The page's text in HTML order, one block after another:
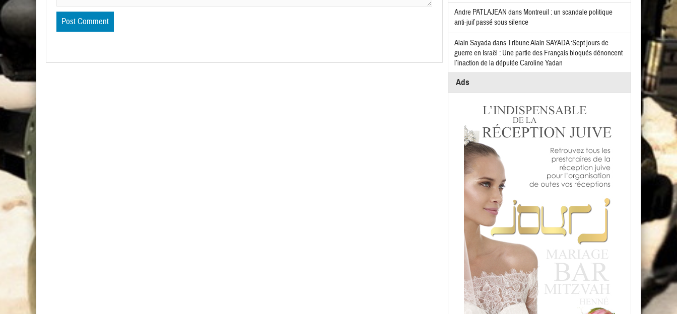
Andre PATLAJEAN dans Montreuil : un scandale politique
anti-juif passé sous silence
Alain SayadadansTribune Alain SAYADA :Sept jours de
guerre en Israël : Une partie des Français bloqués dénoncent
l’inaction de la députée Caroline Yadan
Ads